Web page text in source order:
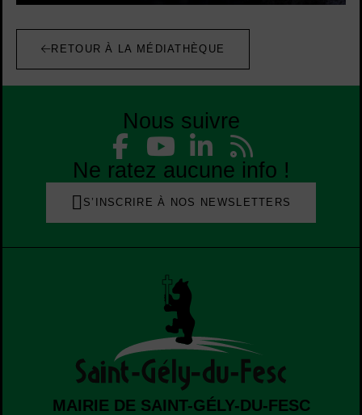
RETOUR À LA MÉDIATHÈQUE
Nous suivre
Liste des réseaux
Liste des réseaux
Facebook
YouTube
Ne ratez aucune info !
S’INSCRIRE À NOS NEWSLETTERS
MAIRIE DE SAINT-GÉLY-DU-FESC